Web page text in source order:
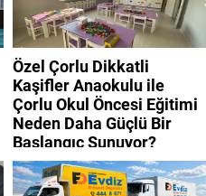
Özel Çorlu Dikkatli
Kaşifler Anaokulu ile
Çorlu Okul Öncesi Eğitimi
Neden Daha Güçlü Bir
Başlangıç Sunuyor?